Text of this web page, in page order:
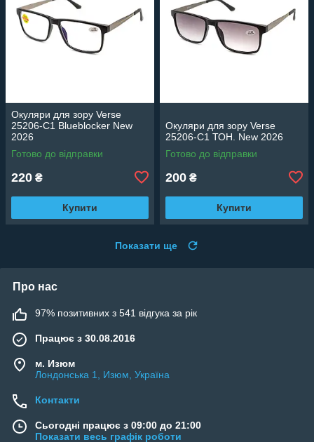
Окуляри для зору Verse
25206-C1 Blueblocker New
2026
Готово до відправки
220 ₴
Купити
Окуляри для зору Verse
25206-C1 ТОН. New 2026
Готово до відправки
200 ₴
Купити
Показати ще
Про нас
97% позитивних з 541 відгука за рік
Працює з 30.08.2016
м. Изюм
Лондонська 1, Изюм, Україна
Контакти
Сьогодні працює з 09:00 до 21:00
Показати весь графік роботи